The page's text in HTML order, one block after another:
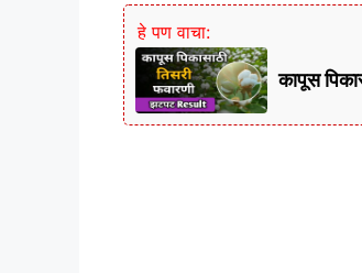
हे पण वाचा:
कापूस